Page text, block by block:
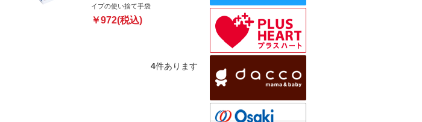
イプの使い捨て手袋
￥972(税込)
4件あります